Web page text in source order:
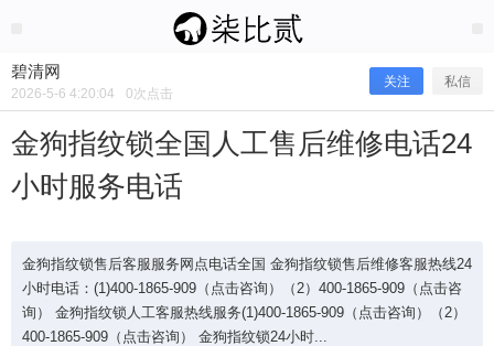
碧清网
2026-5-6 4:20:04 0次点击
关注 私信
金狗指纹锁全国人工售后维修电话24
小时服务电话
金狗指纹锁售后客服服务网点电话全国 金狗指纹锁售后维修客服热线24
小时电话：(1)400-1865-909（点击咨询）（2）400-1865-909（点击咨
询） 金狗指纹锁人工客服热线服务(1)400-1865-909（点击咨询）（2）
400-1865-909（点击咨询） 金狗指纹锁24小时...